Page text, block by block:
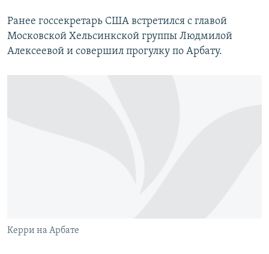
Ранее госсекретарь США встретился с главой
Московской Хельсинкской группы Людмилой
Алексеевой и совершил прогулку по Арбату.
Керри на Арбате